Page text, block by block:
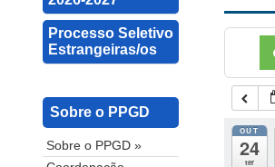
Processo Seletivo
Estrangeiras/os
Sobre o PPGD
Sobre o PPGD »
OUT
24
ter